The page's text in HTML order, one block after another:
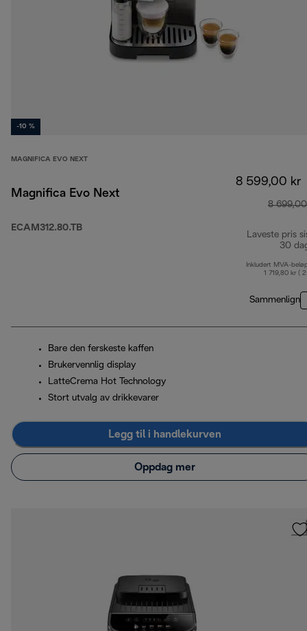
-10 %
MAGNIFICA EVO NEXT
Magnifica Evo Next
ECAM312.80.TB
8 599,00 kr
8
Laveste pris
30
Inkludert MVA-
1 719,80 kr (
Sammenlign
Bare den ferskeste kaffen
Brukervennlig display
LatteCrema Hot Technology
Stort utvalg av drikkevarer
Legg til i handlekurven
Oppdag mer